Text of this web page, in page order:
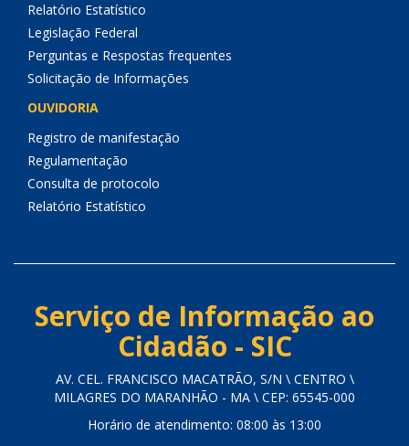
Relatório Estatístico
Legislação Federal
Perguntas e Respostas frequentes
Solicitação de Informações
OUVIDORIA
Registro de manifestação
Regulamentação
Consulta de protocolo
Relatório Estatístico
Serviço de Informação ao
Cidadão - SIC
AV. CEL. FRANCISCO MACATRÃO, S/N \ CENTRO \
MILAGRES DO MARANHÃO - MA \ CEP: 65545-000
Horário de atendimento: 08:00 às 13:00